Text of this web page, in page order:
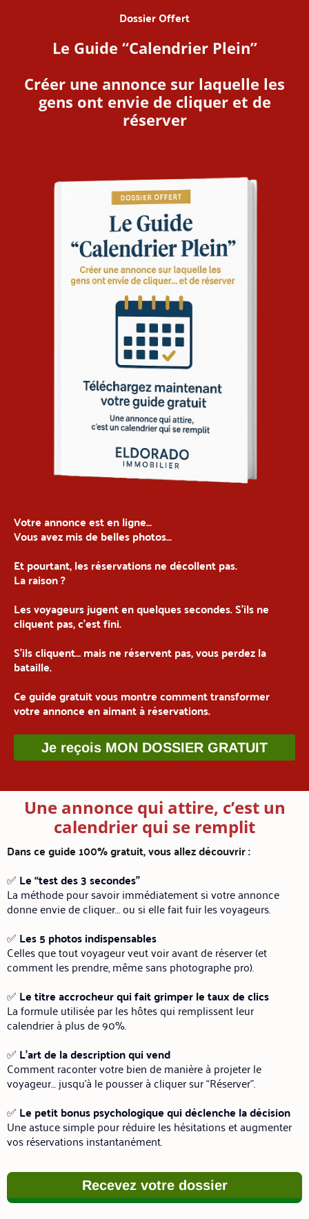
Dossier Offert
Le Guide “Calendrier Plein”
Créer une annonce sur laquelle les
gens ont envie de cliquer et de
réserver
Votre annonce est en ligne…
Vous avez mis de belles photos…
Et pourtant, les réservations ne décollent pas.
La raison ?
Les voyageurs jugent en quelques secondes. S’ils ne
cliquent pas, c’est fini.
S’ils cliquent… mais ne réservent pas, vous perdez la
bataille.
Ce guide gratuit vous montre comment transformer
votre annonce en aimant à réservations.
Je reçois MON DOSSIER GRATUIT
Une annonce qui attire, c’est un
calendrier qui se remplit
Dans ce guide 100% gratuit, vous allez découvrir :
✅ Le “test des 3 secondes”
La méthode pour savoir immédiatement si votre annonce
donne envie de cliquer… ou si elle fait fuir les voyageurs.
✅ Les 5 photos indispensables
Celles que tout voyageur veut voir avant de réserver (et
comment les prendre, même sans photographe pro).
✅ Le titre accrocheur qui fait grimper le taux de clics
La formule utilisée par les hôtes qui remplissent leur
calendrier à plus de 90%.
✅ L’art de la description qui vend
Comment raconter votre bien de manière à projeter le
voyageur… jusqu’à le pousser à cliquer sur “Réserver”.
✅ Le petit bonus psychologique qui déclenche la décision
Une astuce simple pour réduire les hésitations et augmenter
vos réservations instantanément.
Recevez votre dossier